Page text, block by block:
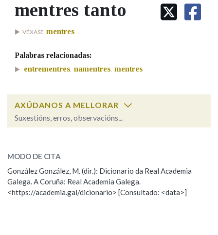
IDENTIDADE CORPORATIVA
MARCIAL DEL ADALID
FIGURAS HOMENAXEADAS
PORTAL DAS PALABRAS
Facebook
TwitterYoutubeInstagram
Bluesky
BUSCAR NOS LEMAS
Comeza por
Remata por
Contén
Nas definicións
mentres tanto
VÉXASE mentres
Palabras relacionadas:
entrementres, namentres, mentres
AXÚDANOS A MELLORAR
Suxestións, erros, observacións...
ESCOLLE UNHA OPCIÓN:
Observación Hai un erro na palabra
Propoño mellorar a definición
MODO DE CITA
González González, M. (dir.): Dicionario da Real Academia
Galega. A Coruña: Real Academia Galega.
<https://academia.gal/dicionario> [Consultado: <data>]